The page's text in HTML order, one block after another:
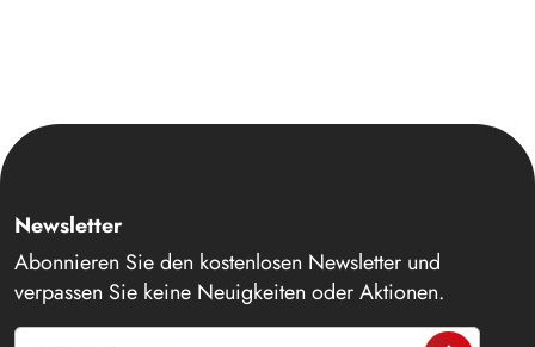
Newsletter
Abonnieren Sie den kostenlosen Newsletter und
verpassen Sie keine Neuigkeiten oder Aktionen.